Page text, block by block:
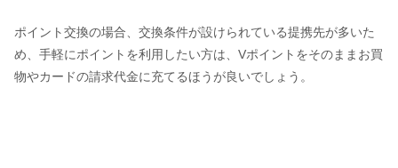
ポイント交換の場合、交換条件が設けられている提携先が多いた
め、手軽にポイントを利用したい方は、Vポイントをそのままお買
物やカードの請求代金に充てるほうが良いでしょう。